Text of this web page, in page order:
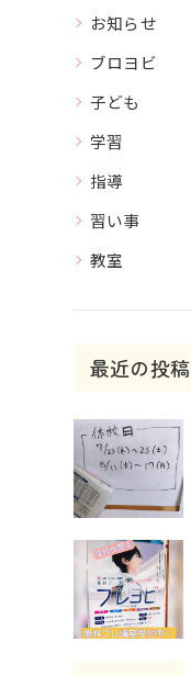
お知らせ
ブロヨビ
子ども
学習
指導
習い事
教室
最近の投稿